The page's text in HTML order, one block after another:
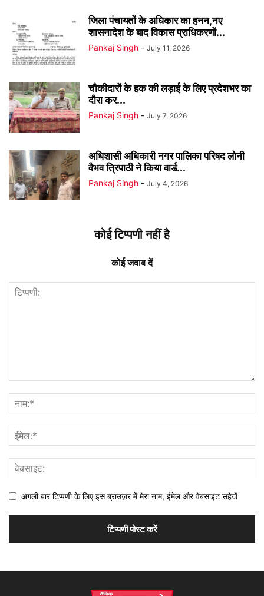
जिला पंचायतों के अधिकार का हनन,नए
शासनादेश के बाद विकास प्राधिकरणों...
Pankaj Singh - July 11, 2026
चौकीदारों के हक की लड़ाई के लिए प्रदेशभर का
दौरा कर...
Pankaj Singh - July 7, 2026
अधिशासी अधिकारी नगर पालिका परिषद लोनी
वैभव त्रिपाठी ने किया वार्ड...
Pankaj Singh - July 4, 2026
कोई टिप्पणी नहीं है
कोई जवाब दें
अगली बार टिप्पणी के लिए इस ब्राउज़र में मेरा नाम, ईमेल और वेबसाइट सहेजें